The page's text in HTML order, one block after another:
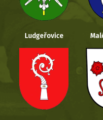
Ludgeřovice